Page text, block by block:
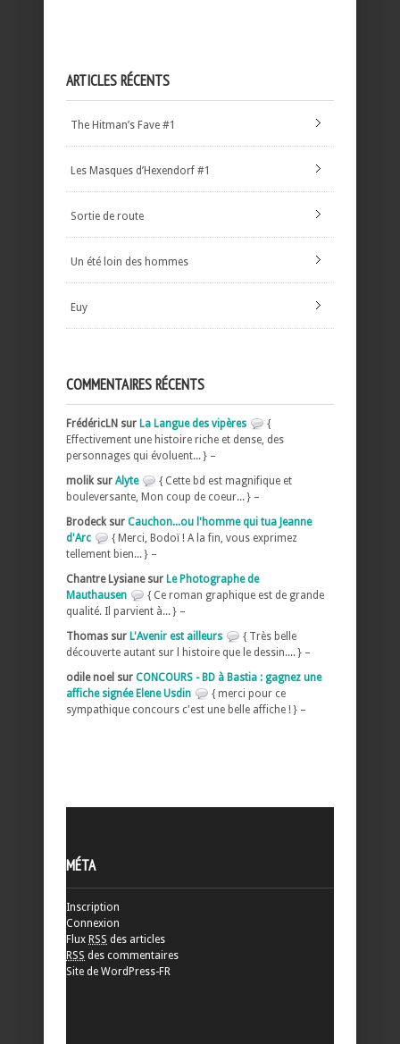
ARTICLES RÉCENTS
The Hitman’s Fave #1
Les Masques d’Hexendorf #1
Sortie de route
Un été loin des hommes
Euy
COMMENTAIRES RÉCENTS
FrédéricLN sur La Langue des vipères
{
Effectivement une histoire riche et dense, des
personnages qui évoluent... } –
molik sur Alyte
{ Cette bd est magnifique et
bouleversante, Mon coup de coeur... } –
Brodeck sur Cauchon...ou l'homme qui tua Jeanne
d'Arc
{ Merci, Bodoï ! A la fin, vous exprimez
tellement bien... } –
Chantre Lysiane sur Le Photographe de
Mauthausen
{ Ce roman graphique est de grande
qualité. Il parvient à... } –
Thomas sur L'Avenir est ailleurs
{ Très belle
découverte autant sur l histoire que le dessin.... } –
odile noel sur CONCOURS - BD à Bastia : gagnez une
affiche signée Elene Usdin
{ merci pour ce
sympathique concours c'est une belle affiche ! } –
MÉTA
Inscription
Connexion
Flux RSS des articles
RSS des commentaires
Site de WordPress-FR